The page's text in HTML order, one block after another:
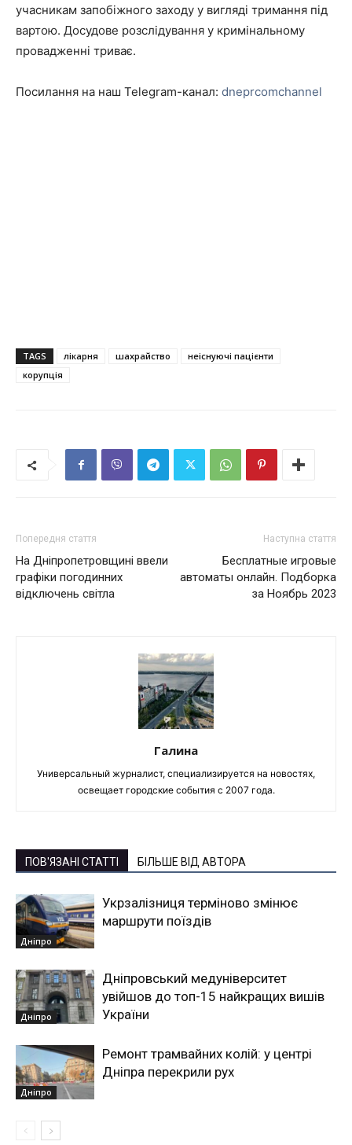
учасникам запобіжного заходу у вигляді тримання під
вартою. Досудове розслідування у кримінальному
провадженні триває.
Посилання на наш Telegram-канал: dneprcomchannel
TAGS лікарня шахрайство
неіснуючі пацієнти
корупція
Попередня стаття
На Дніпропетровщині ввели
графіки погодинних
відключень світла
Наступна стаття
Бесплатные игровые
автоматы онлайн. Подборка
за Ноябрь 2023
Галина
Универсальный журналист, специализируется на новостях,
освещает городские события с 2007 года.
ПОВ'ЯЗАНІ СТАТТІ БІЛЬШЕ ВІД АВТОРА
Дніпро
Укрзалізниця терміново змінює
маршрути поїздів
Дніпро
Дніпровський медуніверситет
увійшов до топ-15 найкращих вишів
України
Дніпро
Ремонт трамвайних колій: у центрі
Дніпра перекрили рух